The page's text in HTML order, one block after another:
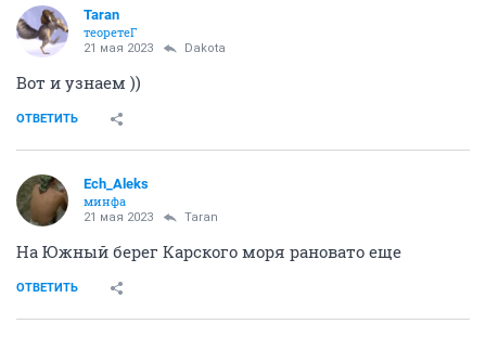
Taran
теоретеГ
21 мая 2023 Dаkota
Вот и узнаем ))
ОТВЕТИТЬ
Ech_Aleks
минфа
21 мая 2023 Taran
На Южный берег Карского моря рановато еще
ОТВЕТИТЬ